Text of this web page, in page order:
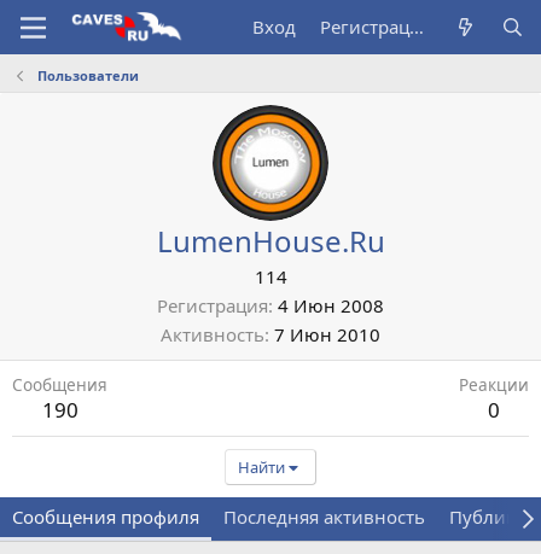
Вход Регистрация
Пользователи
LumenHouse.Ru
114
Регистрация 4 Июн 2008
Активность 7 Июн 2010
Сообщения
190
Реакции
0
Найти
Сообщения профиля Последняя активность